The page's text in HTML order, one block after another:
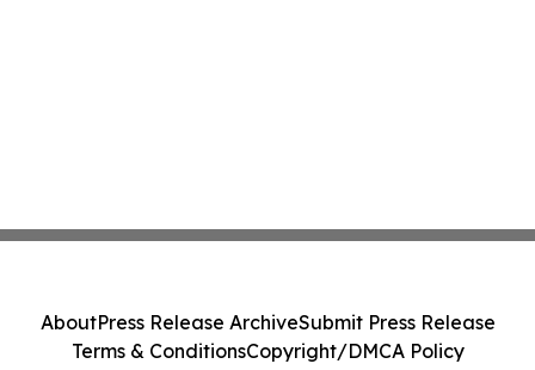
AboutPress Release ArchiveSubmit Press Release
Terms & ConditionsCopyright/DMCA Policy